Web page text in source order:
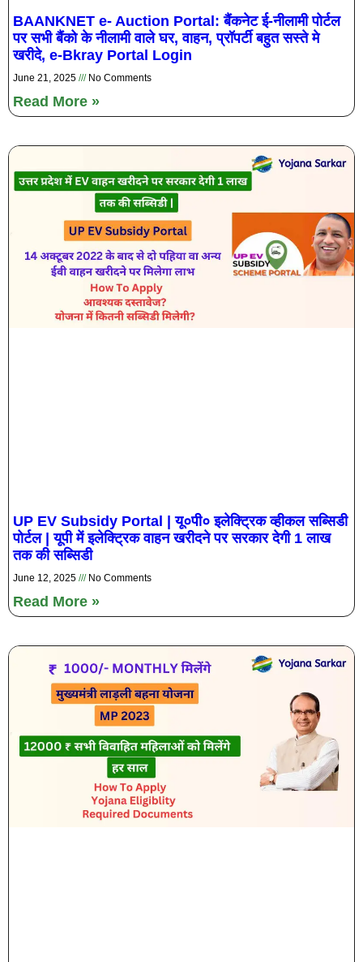
BAANKNET e- Auction Portal: बैंकनेट ई-नीलामी पोर्टल
पर सभी बैंको के नीलामी वाले घर, वाहन, प्रॉपर्टी बहुत सस्ते मे
खरीदे, e-Bkray Portal Login
June 21, 2025 No Comments
Read More »
UP EV Subsidy Portal | यू०पी० इलेक्ट्रिक व्‍हीकल सब्सिडी
पोर्टल | यूपी में इलेक्ट्रिक वाहन खरीदने पर सरकार देगी 1 लाख
तक की सब्सिडी
June 12, 2025 No Comments
Read More »